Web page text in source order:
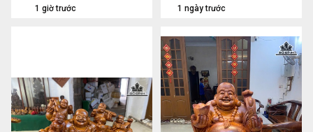
1 giờ trước 1 ngày trước